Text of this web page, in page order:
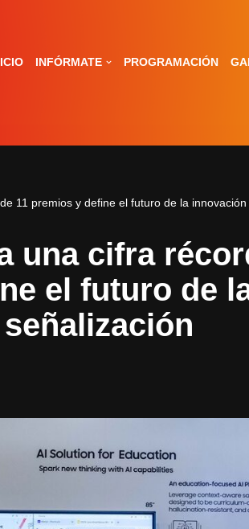
INFÓRMATE PROGRAMACIÓN
11 premios y define el futuro de la
una cifra
el futuro de